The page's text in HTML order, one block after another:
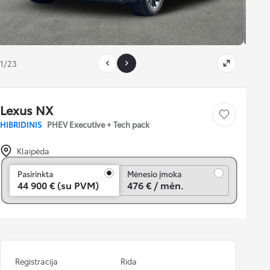
1/23
Lexus NX
HIBRIDINIS PHEV Executive + Tech pack
Išsaugoti
Klaipėda
Pasirinkta
44 900 € (su PVM)
Mėnesio įmoka
476 € / mėn.
Registracija
Rida